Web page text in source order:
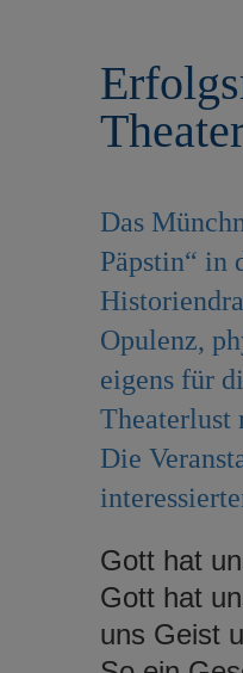
Das
Päpstin“ in
Opulenz,
eigens für
Theaterlust
Die
Gott hat
Gott hat
uns Geist